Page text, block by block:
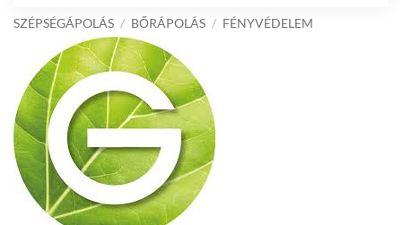
SZÉPSÉGÁPOLÁS / BŐRÁPOLÁS / FÉNYVÉDELEM